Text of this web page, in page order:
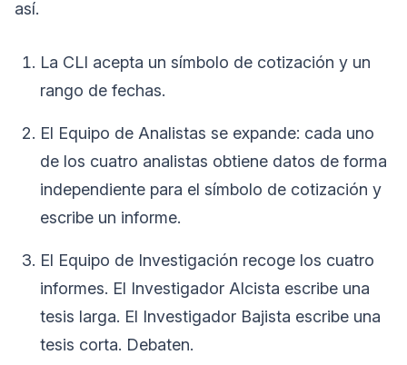
así.
La CLI acepta un símbolo de cotización y un
rango de fechas.
El Equipo de Analistas se expande: cada uno
de los cuatro analistas obtiene datos de forma
independiente para el símbolo de cotización y
escribe un informe.
El Equipo de Investigación recoge los cuatro
informes. El Investigador Alcista escribe una
tesis larga. El Investigador Bajista escribe una
tesis corta. Debaten.